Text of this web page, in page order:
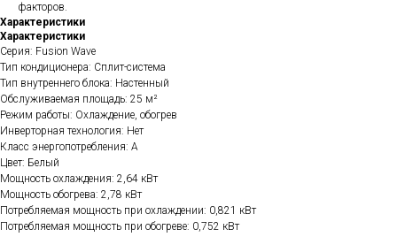
факторов.
Характеристики
Характеристики
Серия: Fusion Wave
Тип кондиционера: Сплит-система
Тип внутреннего блока: Настенный
Обслуживаемая площадь: 25 м²
Режим работы: Охлаждение, обогрев
Инверторная технология: Нет
Класс энергопотребления: A
Цвет: Белый
Мощность охлаждения: 2,64 кВт
Мощность обогрева: 2,78 кВт
Потребляемая мощность при охлаждении: 0,821 кВт
Потребляемая мощность при обогреве: 0,752 кВт